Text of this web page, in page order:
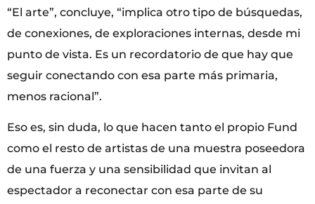
“El arte”, concluye, “implica otro tipo de búsquedas,
de conexiones, de exploraciones internas, desde mi
punto de vista. Es un recordatorio de que hay que
seguir conectando con esa parte más primaria,
menos racional”.
Eso es, sin duda, lo que hacen tanto el propio Fund
como el resto de artistas de una muestra poseedora
de una fuerza y una sensibilidad que invitan al
espectador a reconectar con esa parte de su